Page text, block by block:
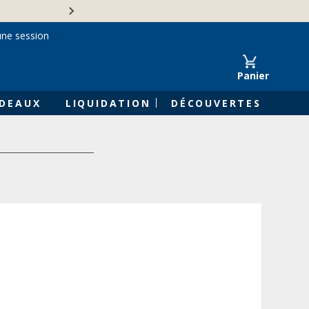
Panier
LIQUIDATION DÉCOUVERTES
session